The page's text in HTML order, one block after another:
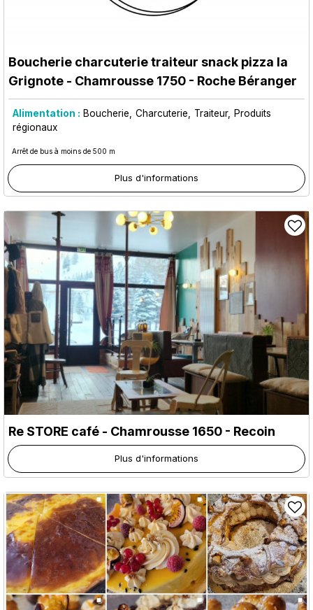
Boucherie charcuterie traiteur snack pizza la
Grignote - Chamrousse 1750 - Roche Béranger
Alimentation : Boucherie Charcuterie Traiteur
Produits
régionaux
Arrêt de bus à moins de 500 m
Plus d'informations
Re STORE café - Chamrousse 1650 - Recoin
Plus d'informations